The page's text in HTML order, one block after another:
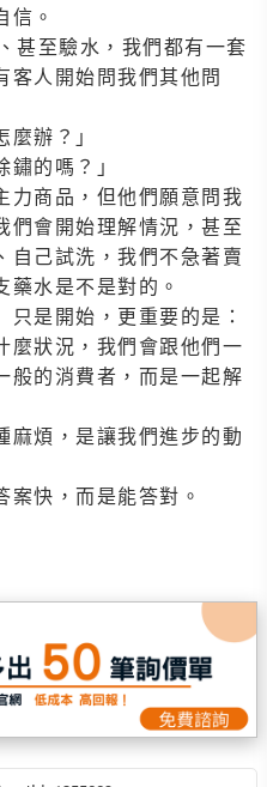
信。
甚至驗水，我們都有一套
客人開始問我們其他問
辦？」
的嗎？」
力商品，但他們願意問我
們會開始理解情況，甚至
自己試洗，我們不急著賣
水是不是對的。
是開始，更重要的是：
麼狀況，我們會跟他們一
般的消費者，而是一起解
麻煩，是讓我們進步的動
快，而是能答對。